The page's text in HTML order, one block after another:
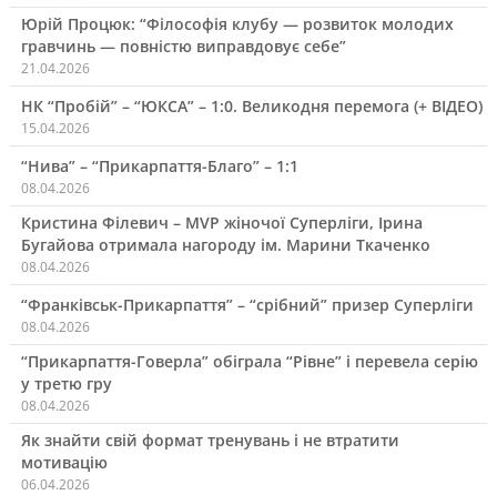
Юрій Процюк: “Філософія клубу — розвиток молодих
гравчинь — повністю виправдовує себе”
21.04.2026
НК “Пробій” – “ЮКСА” – 1:0. Великодня перемога (+ ВІДЕО)
15.04.2026
“Нива” – “Прикарпаття-Благо” – 1:1
08.04.2026
Кристина Філевич – MVP жіночої Суперліги, Ірина
Бугайова отримала нагороду ім. Марини Ткаченко
08.04.2026
“Франківськ-Прикарпаття” – “срібний” призер Суперліги
08.04.2026
“Прикарпаття-Говерла” обіграла “Рівне” і перевела серію
у третю гру
08.04.2026
Як знайти свій формат тренувань і не втратити
мотивацію
06.04.2026